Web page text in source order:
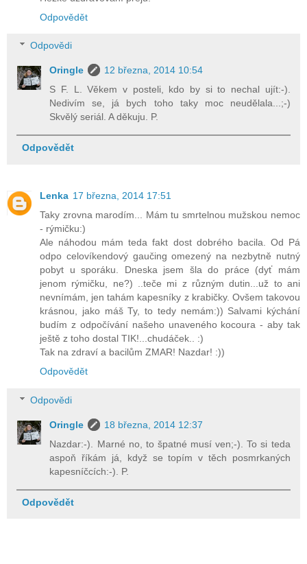
Odpovědět
Odpovědi
Oringle
12 března, 2014 10:54
S F. L. Věkem v posteli, kdo by si to nechal ujít:-).
Nedivím se, já bych toho taky moc neudělala...;-)
Skvělý seriál. A děkuju. P.
Odpovědět
Lenka 17 března, 2014 17:51
Taky zrovna marodím... Mám tu smrtelnou mužskou nemoc
- rýmičku:)
Ale náhodou mám teda fakt dost dobrého bacila. Od Pá
odpo celovíkendový gaučing omezený na nezbytně nutný
pobyt u sporáku. Dneska jsem šla do práce (dyť mám
jenom rýmičku, ne?) ..teče mi z různým dutin...už to ani
nevnímám, jen tahám kapesníky z krabičky. Ovšem takovou
krásnou, jako máš Ty, to tedy nemám:)) Salvami kýchání
budím z odpočívání našeho unaveného kocoura - aby tak
ještě z toho dostal TIK!...chudáček.. :)
Tak na zdraví a bacilům ZMAR! Nazdar! :))
Odpovědět
Odpovědi
Oringle
18 března, 2014 12:37
Nazdar:-). Marné no, to špatné musí ven;-). To si teda
aspoň říkám já, když se topím v těch posmrkaných
kapesníčcích:-). P.
Odpovědět